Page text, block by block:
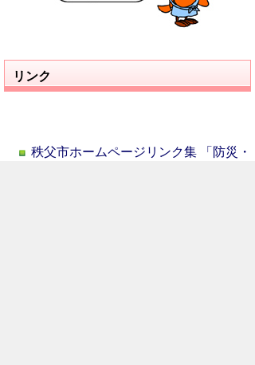
リンク
秩父市ホームページリンク集 「防災・